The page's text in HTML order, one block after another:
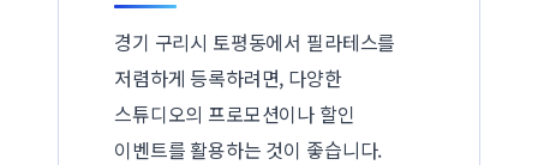
경기 구리시 토평동에서 필라테스를
저렴하게 등록하려면, 다양한
스튜디오의 프로모션이나 할인
이벤트를 활용하는 것이 좋습니다.